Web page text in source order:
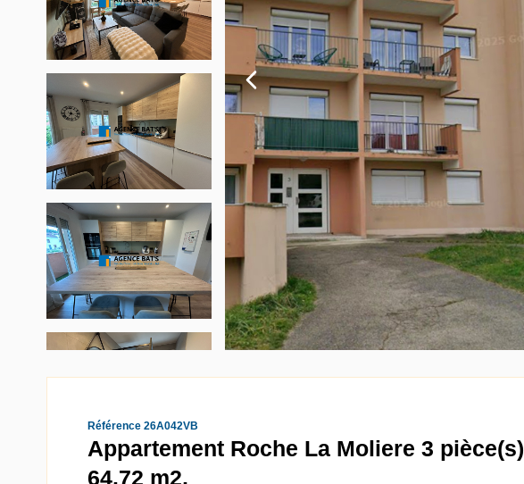
Référence 26A042VB
Appartement Roche La Moliere 3 pièce(s)
64.72 m2,